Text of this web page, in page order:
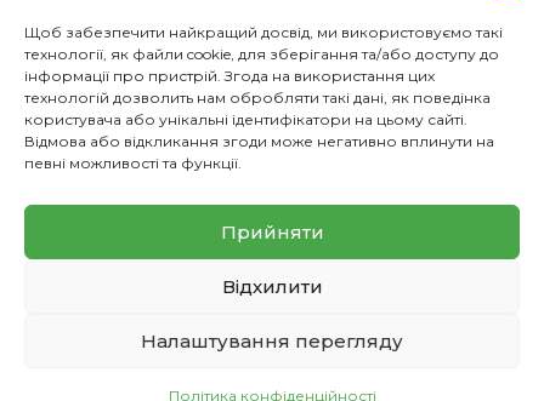
Щоб забезпечити найкращий досвід, ми використовуємо такі
технології, як файли cookie, для зберігання та/або доступу до
інформації про пристрій. Згода на використання цих
технологій дозволить нам обробляти такі дані, як поведінка
користувача або унікальні ідентифікатори на цьому сайті.
Відмова або відкликання згоди може негативно вплинути на
певні можливості та функції.
Прийняти
Відхилити
Налаштування перегляду
Політика конфіденційності
Email: contact@econadin.com
СОЦІАЛЬНІ МЕРЕЖІ